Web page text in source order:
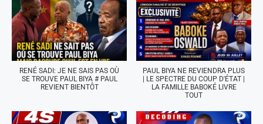
RENÉ SADI: JE NE SAIS PAS OÙ
SE TROUVE PAUL BIYA # PAUL
REVIENT BIENTÔT
PAUL BIYA NE REVIENDRA PLUS
| LE SPECTRE DU COUP D'ÉTAT |
LA FAMILLE BABOKÉ LIVRE
TOUT